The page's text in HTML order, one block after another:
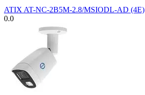
ATIX AT-NC-2B5M-2.8/MSIODL-AD (4E)
0.0